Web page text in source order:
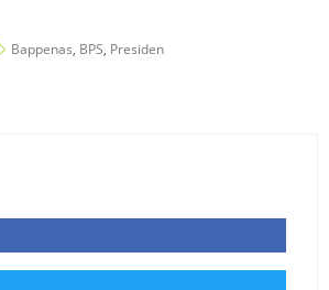
Bappenas, BPS, Presiden